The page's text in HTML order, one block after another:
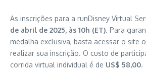
As inscrições para a runDisney Virtual
de abril de 2025, às 10h (ET). Para
medalha exclusiva, basta acessar o site
realizar sua inscrição. O custo de
corrida virtual individual é de US$ 58,00.